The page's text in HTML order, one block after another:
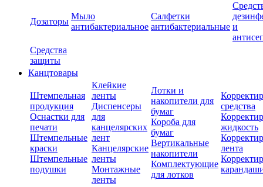
Дозаторы
Мыло
антибактериальное
Салфетки
антибактериальные и
Средства
защиты
Канцтовары
Штемпельная
продукция
Оснастки для
печати
Штемпельные
краски
Штемпельные
подушки
Клейкие
ленты
Диспенсеры
для
канцелярских
лент
Канцелярские
ленты
Монтажные
ленты
Лотки и
накопители для
бумаг
Короба для
бумаг
Вертикальные
накопители
Комплектующие
для лотков
средства
жидкость
лента